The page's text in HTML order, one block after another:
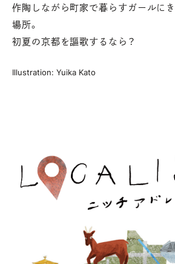
作陶しながら町家で暮らすガールに
場所。
初夏の京都を謳歌するなら？
Illustration: Yuika Kato